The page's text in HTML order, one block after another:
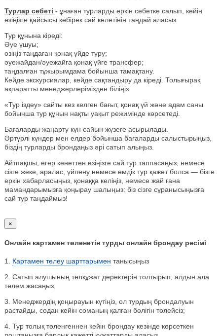
Турлар себеті - ұнаған турларды еркін себетке салып, кейін
өзіңізге қайсысы көбірек сай келетінін таңдай аласыз
Тур құнына кіреді:
Әуе ұшуы;
өзіңіз таңдаған қонақ үйде тұру;
әуежайдан/әуежайға қонақ үйге трансфер;
таңдалған тұжырымдама бойынша тамақтану.
Кейде экскурсиялар, кейде сақтандыру да кіреді. Толығырақ
ақпаратты менеджерлерімізден біліңіз.
«Тур іздеу» сайты кез келген бағыт, қонақ үй және адам саны
бойынша тур құнын нақты уақыт режимінде көрсетеді.
Бағаларды жаңарту күн сайын жүзеге асырылады.
Әртүрлі күндер мен елдер бойынша бағаларды салыстырыңыз,
біздің турларды брондаңыз әрі сатып алыңыз.
Айтпақшы, егер кенеттен өзіңізге сай тур таппасаңыз, немесе
сізге жеке, аралас, үйлену немесе емдік тур қажет болса — бізге
еркін хабарласыңыз, қонаққа келіңіз, немесе жай ғана
мамандарымызға қоңырау шалыңыз: біз сізге сұранысыңызға
сай тур таңдаймыз!
×
Онлайн картамен төленетін турды онлайн брондау рәсімі
1. Картамен төлеу шарттарымен танысыңыз
2. Сатып алушының төлқұжат деректерін толтырып, алдын ала
төлем жасаңыз;
3. Менеджердің қоңырауын күтіңіз, ол турдың брондалуын
растайды, содан кейін соманың қалған бөлігін төлейсіз;
4. Тур толық төленгеннен кейін брондау кезінде көрсеткен